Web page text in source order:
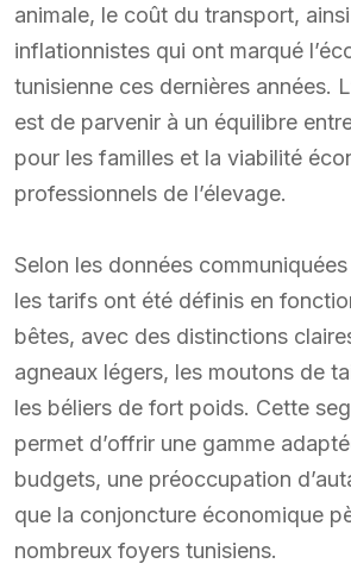
animale, le coût du transport,
inflationnistes qui ont marqué
tunisienne ces dernières années.
est de parvenir à un équilibre
pour les familles et la viabilité
professionnels de l’élevage.
Selon les données
les tarifs ont été définis en
bêtes, avec des distinctions
agneaux légers, les moutons de
les béliers de fort poids. Cette
permet d’offrir une gamme
budgets, une préoccupation
que la conjoncture économique
nombreux foyers tunisiens.